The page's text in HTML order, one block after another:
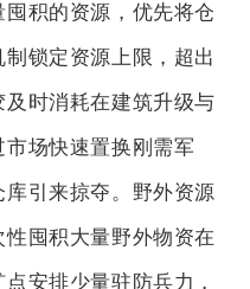
积的资源，优先将仓
锁定资源上限，超出
时消耗在建筑升级与
场快速置换刚需军
引来掠夺。野外资源
囤积大量野外物资在
安排少量驻防兵力，